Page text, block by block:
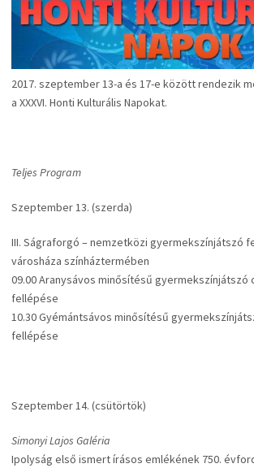
2017. szeptember 13-a és 17-e között rendezik
a XXXVI. Honti Kulturális Napokat.
Teljes Program
Szeptember 13. (szerda)
III. Ságraforgó – nemzetközi gyermekszínjátszó
városháza színháztermében
09.00 Aranysávos minősítésű
fellépése
10.30 Gyémántsávos minősítésű
fellépése
Szeptember 14. (csütörtök)
Simonyi Lajos Galéria
Ipolyság első ismert írásos emlékének 750.